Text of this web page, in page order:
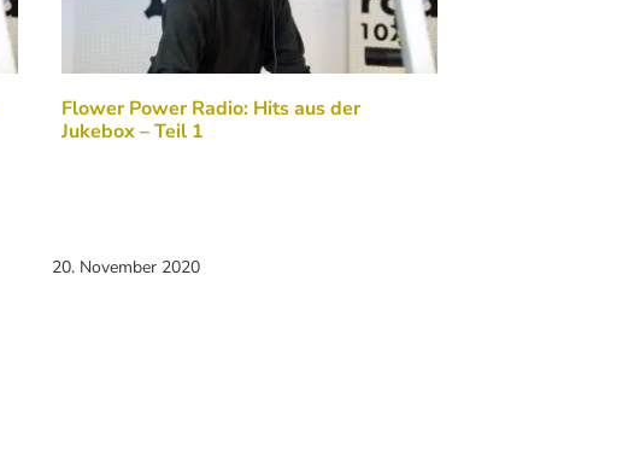
Flower Power Radio: Hits aus der
Jukebox – Teil 1
20. November 2020